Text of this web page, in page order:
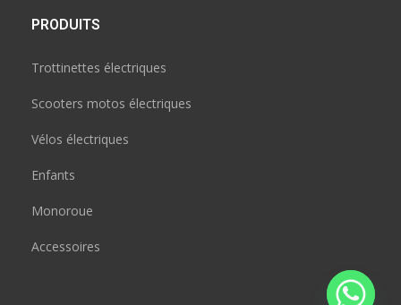
PRODUITS
Trottinettes électriques
Scooters motos électriques
Vélos électriques
Enfants
Monoroue
Accessoires